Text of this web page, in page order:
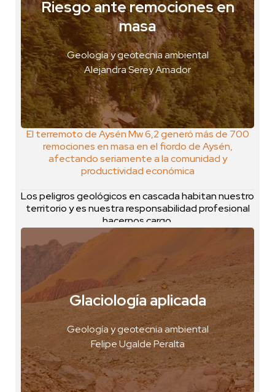
Riesgo ante remociones en
masa
Geología y geotecnia ambiental
Alejandra Serey Amador
Puerto Aysén, Chile
VER FOTO
VER GEOPOSTAL
El terremoto de Aysén Mw 6,2 generó más de 700
remociones en masa en el fiordo de Aysén,
afectando seriamente a la comunidad y
productividad económica
Los peligros geológicos en cascada habitan nuestro
territorio y es nuestra responsabilidad profesional
hacernos cargo.
Glaciología aplicada
Geología y geotecnia ambiental
Felipe Ugalde Peralta
Glaciar Loma Larga, Chile
VER FOTO
VER GEOPOSTAL